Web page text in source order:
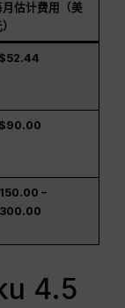
月估计费用（美
–
4.5